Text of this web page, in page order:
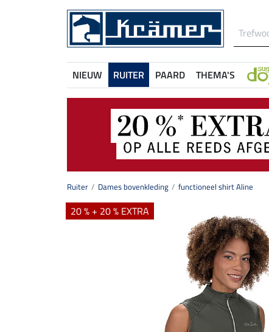
NIEUW RUITER PAARD THEMA'S
Ruiter Dames bovenkleding functioneel shirt Aline
20 % + 20 % EXTRA